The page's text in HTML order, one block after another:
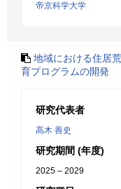
帝京科学大学
地域における住居
育プログラムの開発
研究代表者
高木 善史
研究期間 (年度)
2025 – 2029